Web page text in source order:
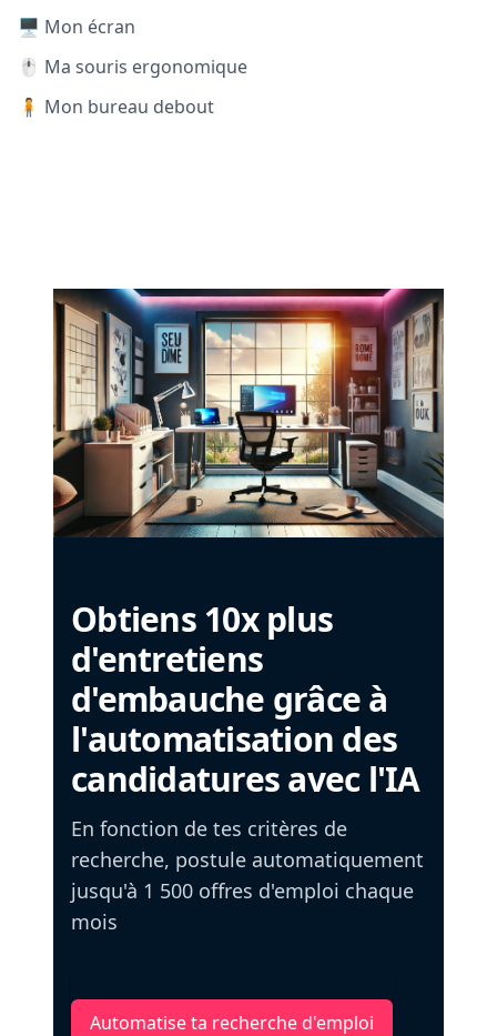
🖥️ Mon écran
🖱️ Ma souris ergonomique
🧍 Mon bureau debout
Obtiens 10x plus
d'entretiens
d'embauche grâce à
l'automatisation des
candidatures avec l'IA
En fonction de tes critères de
recherche, postule automatiquement
jusqu'à 1 500 offres d'emploi chaque
mois
Automatise ta recherche d'emploi